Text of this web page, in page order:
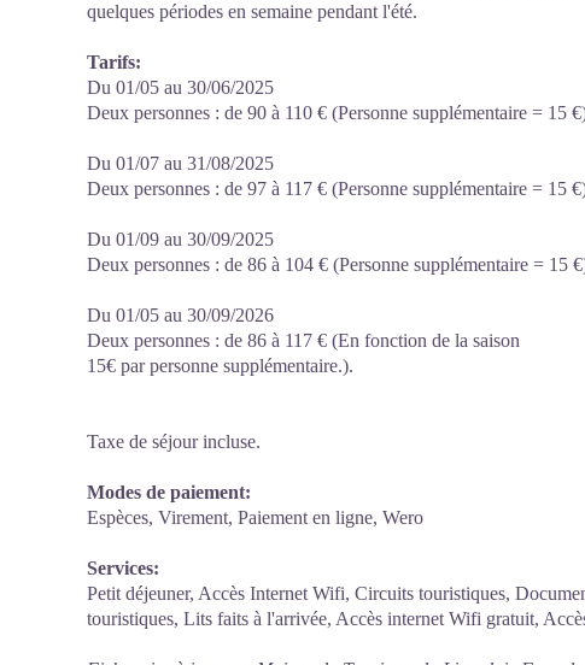
quelques périodes en semaine pendant l'été.
Tarifs:
Du 01/05 au 30/06/2025
Deux personnes : de 90 à 110 € (Personne supplémentaire = 15
Du 01/07 au 31/08/2025
Deux personnes : de 97 à 117 € (Personne supplémentaire = 15
Du 01/09 au 30/09/2025
Deux personnes : de 86 à 104 € (Personne supplémentaire = 15
Du 01/05 au 30/09/2026
Deux personnes : de 86 à 117 € (En fonction de la saison
15€ par personne supplémentaire.).
Taxe de séjour incluse.
Modes de paiement:
Espèces, Virement, Paiement en ligne, Wero
Services:
Petit déjeuner, Accès Internet Wifi, Circuits touristiques,
touristiques, Lits faits à l'arrivée, Accès internet Wifi gratuit,